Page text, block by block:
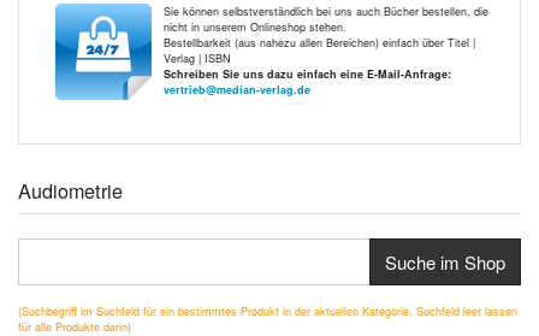
Sie können selbstverständlich bei uns auch Bücher bestellen, die
nicht in unserem Onlineshop stehen.
Bestellbarkeit (aus nahezu allen Bereichen) einfach über Titel |
Verlag | ISBN
Schreiben Sie uns dazu einfach eine E-Mail-Anfrage:
vertrieb@median-verlag.de
Audiometrie
Suche im Shop
(Suchbegriff im Suchfeld für ein bestimmtes Produkt in der aktuellen Kategorie, Suchfeld leer lassen
für alle Produkte darin)